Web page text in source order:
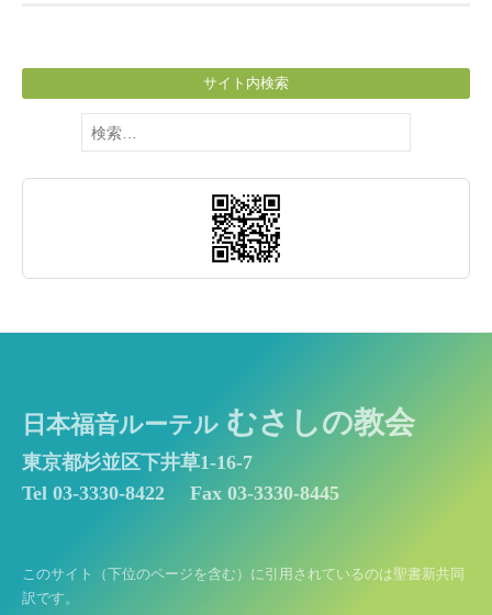
サイト内検索
検
索:
日本福音ルーテル むさしの教会
東京都杉並区下井草1-16-7
Tel 03-3330-8422
Fax 03-3330-8445
このサイト（下位のページを含む）に引用されているのは聖書新共同
訳です。